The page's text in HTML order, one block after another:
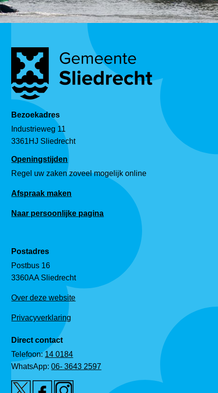
Bezoekadres
Industrieweg 11
3361HJ Sliedrecht
Openingstijden
Regel uw zaken zoveel mogelijk online
Afspraak maken
Naar persoonlijke pagina
Postadres
Postbus 16
3360AA Sliedrecht
Over deze website
Privacyverklaring
Direct contact
Telefoon:14 0184
WhatsApp:06- 3643 2597